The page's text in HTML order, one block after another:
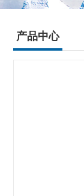
产品中心